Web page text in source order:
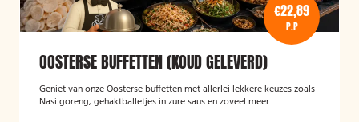
€22,89
P.P
OOSTERSE BUFFETTEN (KOUD GELEVERD)
Geniet van onze Oosterse buffetten met allerlei lekkere keuzes zoals
Nasi goreng, gehaktballetjes in zure saus en zoveel meer.